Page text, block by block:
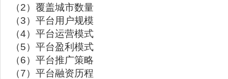
（2）覆盖城市数量
（3）平台用户规模
（4）平台运营模式
（5）平台盈利模式
（6）平台推广策略
（7）平台融资历程